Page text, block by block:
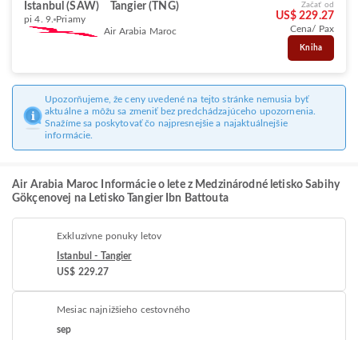
Istanbul (SAW) Tangier (TNG)
pi 4. 9. Priamy
Air Arabia Maroc
Začať od
US$ 229.27
Cena/ Pax
Kniha
Upozorňujeme, že ceny uvedené na tejto stránke nemusia byť
aktuálne a môžu sa zmeniť bez predchádzajúceho upozornenia.
Snažíme sa poskytovať čo najpresnejšie a najaktuálnejšie
informácie.
Air Arabia Maroc Informácie o lete z Medzinárodné letisko Sabihy
Gökçenovej na Letisko Tangier Ibn Battouta
Exkluzívne ponuky letov
Istanbul - Tangier
US$ 229.27
Mesiac najnižšieho cestovného
sep